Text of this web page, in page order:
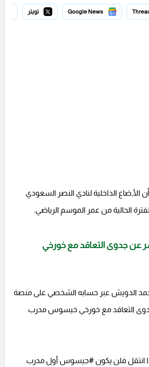
Google News تويتر
الأ,ضاع الداخلية لنادي النصر السعودي
الحالية من عمر الموسم الرياضي.
عن جدوى التعاقد مع خورخي
الدويش عبر حسابه الشخصي على منصة
التعاقد مع خورخي خيسوس مدرب
انتقل فلن يكون #جيسوس أول مدرب